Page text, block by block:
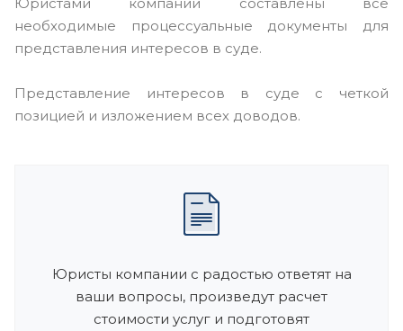
необходимые процессуальные документы для
представления интересов в суде.
Представление интересов в суде с четкой
позицией и изложением всех доводов.
Юристы компании с радостью ответят на
ваши вопросы, произведут расчет
стоимости услуг и подготовят